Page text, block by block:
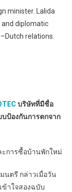
minister. Lalida
diplomatic
relations.
บริษัทที่มีชื่อ
ป้องกันการตกจาก
การซื้อบ้านพักใหม่
นตรี กล่าวเมื่อวัน
าใจสองฉบับ